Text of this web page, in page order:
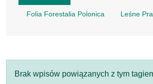
Folia Forestalia Polonica Leśne
Brak wpisów powiązanych z tym